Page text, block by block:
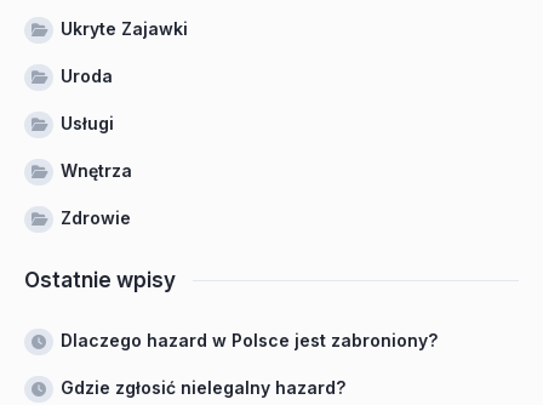
Ukryte Zajawki
Uroda
Usługi
Wnętrza
Zdrowie
Ostatnie wpisy
Dlaczego hazard w Polsce jest zabroniony?
Gdzie zgłosić nielegalny hazard?